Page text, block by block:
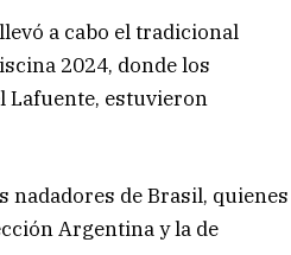
a cabo el tradicional
2024, donde los
Lafuente, estuvieron
nadadores de Brasil, quienes
Argentina y la de